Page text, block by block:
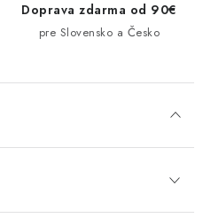
Doprava zdarma od 90€
pre Slovensko a Česko